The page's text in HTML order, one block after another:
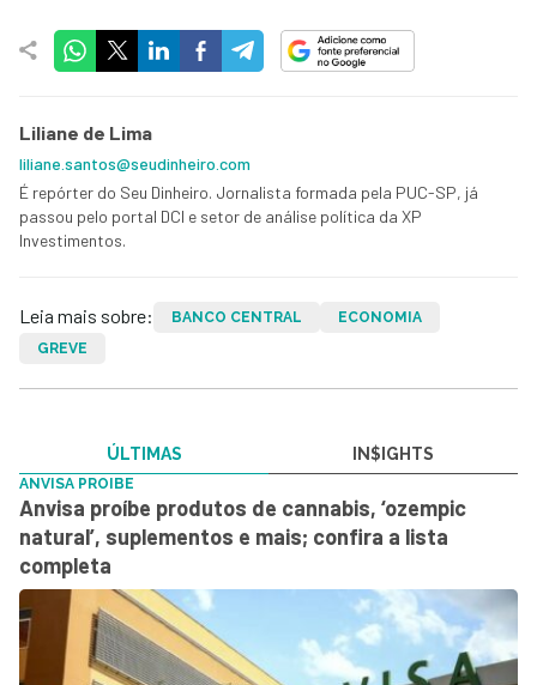
Liliane de Lima
liliane.santos@seudinheiro.com
É repórter do Seu Dinheiro. Jornalista formada pela PUC-SP, já
passou pelo portal DCI e setor de análise política da XP
Investimentos.
Leia mais sobre: BANCO CENTRAL
ECONOMIA
GREVE
ÚLTIMAS IN$IGHTS
ANVISA PROIBE
Anvisa proíbe produtos de cannabis, ‘ozempic
natural’, suplementos e mais; confira a lista
completa